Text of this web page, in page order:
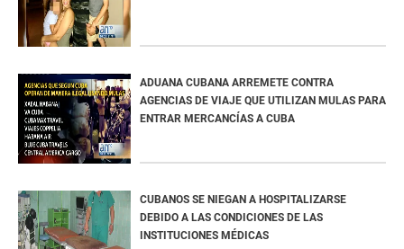
ADUANA CUBANA ARREMETE CONTRA
AGENCIAS DE VIAJE QUE UTILIZAN MULAS PARA
ENTRAR MERCANCÍAS A CUBA
CUBANOS SE NIEGAN A HOSPITALIZARSE
DEBIDO A LAS CONDICIONES DE LAS
INSTITUCIONES MÉDICAS